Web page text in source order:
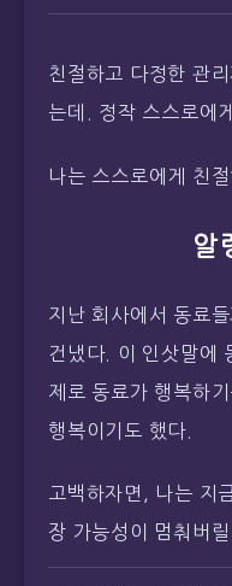
친절하고 다정한 관
는데. 정작 스스로에
나는 스스로에게 친
알
지난 회사에서 동료
건냈다. 이 인삿말에
제로 동료가 행복하
행복이기도 했다.
고백하자면, 나는 지
장 가능성이 멈춰버